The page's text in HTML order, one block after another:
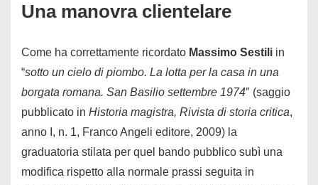
Una manovra clientelare
Come ha correttamente ricordato Massimo Sestili in
“sotto un cielo di piombo. La lotta per la casa in una
borgata romana. San Basilio settembre 1974″ (saggio
pubblicato in Historia magistra, Rivista di storia critica,
anno I, n. 1, Franco Angeli editore, 2009) la
graduatoria stilata per quel bando pubblico subì una
modifica rispetto alla normale prassi seguita in